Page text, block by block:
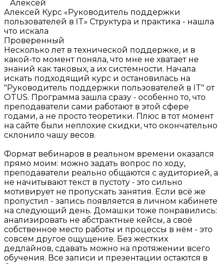
Алексей
Алексей Курс «Руководитель поддержки
пользователей в IT» Структура и практика - нашла
что искала
Проверенный
Несколько лет в технической поддержке, и в
какой-то момент поняла, что мне не хватает не
знаний как таковых, а их системности. Начала
искать подходящий курс и остановилась на
"Руководитель поддержки пользователей в IT" от
OTUS. Программа зашла сразу - особенно то, что
преподаватели сами работают в этой сфере
годами, а не просто теоретики. Плюс в тот момент
на сайте были неплохие скидки, что окончательно
склонило чашу весов.
Формат вебинаров в реальном времени оказался
прямо моим: можно задать вопрос по ходу,
преподаватели реально общаются с аудиторией, а
не начитывают текст в пустоту - это сильно
мотивирует не пропускать занятия. Если всё же
пропустил - запись появляется в личном кабинете
на следующий день. Домашки тоже понравились:
анализировать не абстрактные кейсы, а своё
собственное место работы и процессы в нём - это
совсем другое ощущение. Без жестких
дедлайнов, сдавать можно на протяжении всего
обучения. Все записи и презентации остаются в